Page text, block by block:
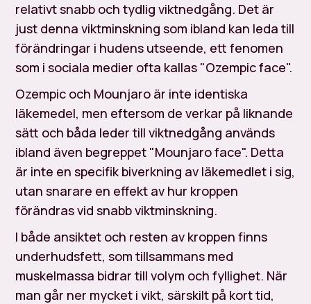
relativt snabb och tydlig viktnedgång. Det är
just denna viktminskning som ibland kan leda till
förändringar i hudens utseende, ett fenomen
som i sociala medier ofta kallas "Ozempic face".
Ozempic och Mounjaro är inte identiska
läkemedel, men eftersom de verkar på liknande
sätt och båda leder till viktnedgång används
ibland även begreppet "Mounjaro face". Detta
är inte en specifik biverkning av läkemedlet i sig,
utan snarare en effekt av hur kroppen
förändras vid snabb viktminskning.
I både ansiktet och resten av kroppen finns
underhudsfett, som tillsammans med
muskelmassa bidrar till volym och fyllighet. När
man går ner mycket i vikt, särskilt på kort tid,